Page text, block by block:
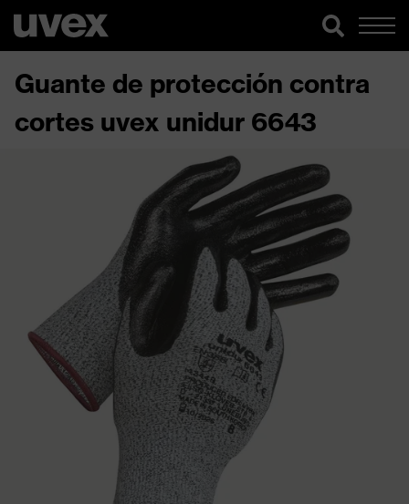
Guante de protección contra
cortes uvex unidur 6643